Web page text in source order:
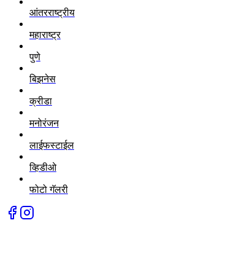
आंतरराष्ट्रीय
महाराष्ट्र
पुणे
बिझनेस
क्रीडा
मनोरंजन
लाईफस्टाईल
व्हिडीओ
फोटो गॅलरी